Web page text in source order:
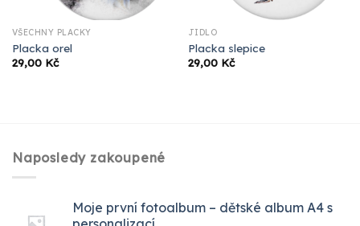
VŠECHNY PLACKY
Placka orel
29,00 Kč
JÍDLO
Placka slepice
29,00 Kč
Naposledy zakoupené
Moje první fotoalbum – dětské album A4 s